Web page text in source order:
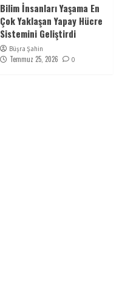
Bilim İnsanları Yaşama En
Çok Yaklaşan Yapay Hücre
Sistemini Geliştirdi
Büşra Şahin
Temmuz 25, 2026 0